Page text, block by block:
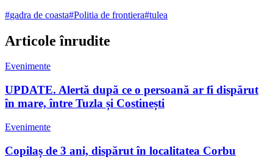
#gadra de coasta#Politia de frontiera#tulea
Articole înrudite
Evenimente
UPDATE. Alertă după ce o persoană ar fi dispărut
în mare, între Tuzla și Costinești
Evenimente
Copilaș de 3 ani, dispărut în localitatea Corbu